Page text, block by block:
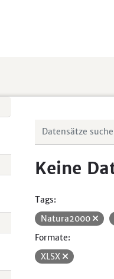
Keine
Tags:
Natura2000
Formate:
XLSX